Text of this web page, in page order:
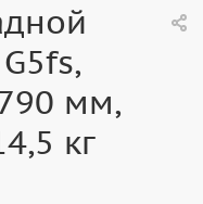
мм,
кг